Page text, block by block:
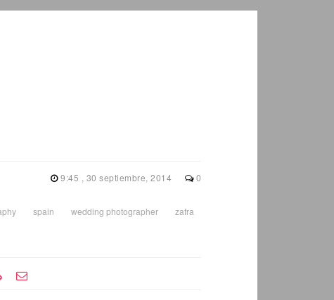
9:45 , 30 septiembre, 2014 0
spain wedding photographer zafra